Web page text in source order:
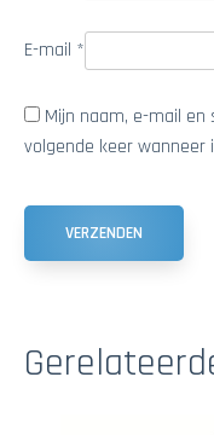
E-mail *
Mijn naam, e-mail
volgende keer wanneer